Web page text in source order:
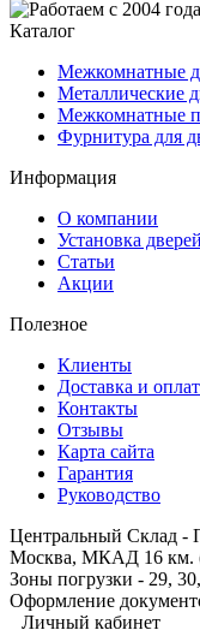
Каталог
Межкомнатные
Металлические
Межкомнатные
Фурнитура для
Информация
О компании
Установка дверей
Статьи
Акции
Полезное
Клиенты
Доставка и
Контакты
Отзывы
Карта сайта
Гарантия
Руководство
Центральный Склад -
Москва, МКАД 16 км.
Зоны погрузки - 29,
Оформление
Личный кабинет